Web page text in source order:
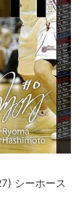
シーホース